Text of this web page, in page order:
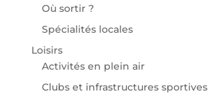
Où sortir ?
Spécialités locales
Loisirs
Activités en plein air
Clubs et infrastructures sportives